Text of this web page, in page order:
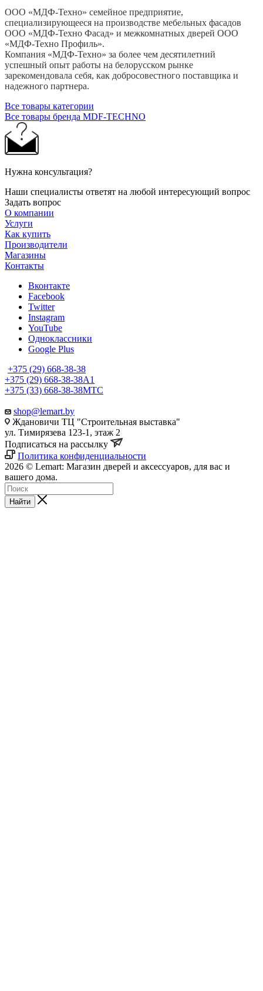
ООО «МДФ-Техно» семейное предприятие,
специализирующееся на производстве мебельных фасадов
ООО «МДФ-Техно Фасад» и межкомнатных дверей ООО
«МДФ-Техно Профиль».
Компания «МДФ-Техно» за более чем десятилетний
успешный опыт работы на белорусском рынке
зарекомендовала себя, как добросовестного поставщика и
надежного партнера.
Все товары категории
Все товары бренда MDF-TECHNO
Нужна консультация?
Наши специалисты ответят на любой интересующий вопрос
Задать вопрос
О компании
Услуги
Как купить
Производители
Магазины
Контакты
Вконтакте
Facebook
Twitter
Instagram
YouTube
Одноклассники
Google Plus
+375 (29) 668-38-38
+375 (29) 668-38-38A1
+375 (33) 668-38-38МТС
shop@lemart.by
Ждановичи ТЦ "Строительная выставка"
ул. Тимирязева 123-1, этаж 2
Подписаться на рассылку
Политика конфиденциальности
2026 © Lemart: Магазин дверей и аксессуаров, для вас и
вашего дома.
Найти